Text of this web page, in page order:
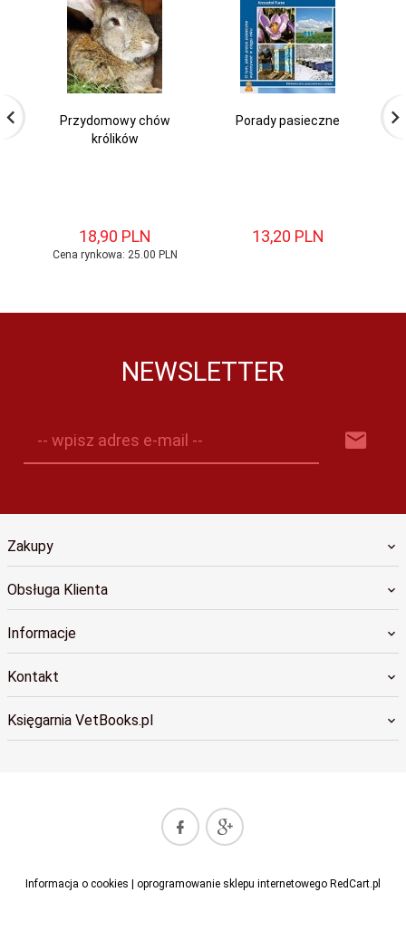
Przydomowy chów
królików
18,90 PLN
Cena rynkowa: 25.00 PLN
Porady pasieczne
13,20 PLN
NEWSLETTER
-- wpisz adres e-mail --
Zakupy
Obsługa Klienta
Informacje
Kontakt
Księgarnia VetBooks.pl
Informacja o cookies oprogramowanie sklepu internetowego RedCart.pl